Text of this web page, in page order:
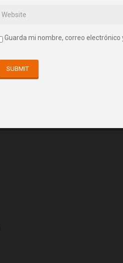
Guarda mi nombre, correo